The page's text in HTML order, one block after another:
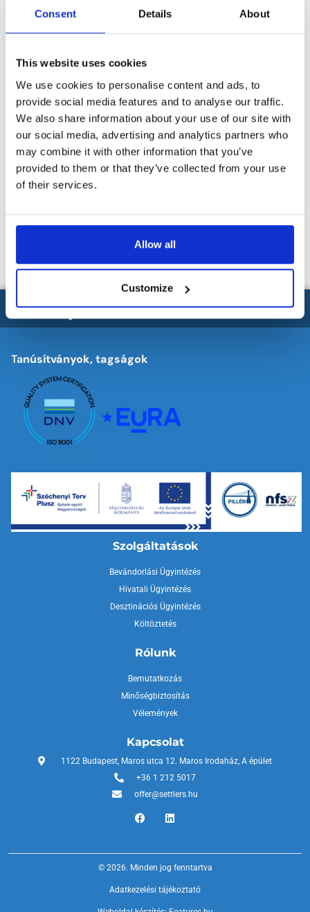
Consent Details About
This website uses cookies
We use cookies to personalise content and ads, to
provide social media features and to analyse our traffic.
We also share information about your use of our site with
our social media, advertising and analytics partners who
may combine it with other information that you’ve
provided to them or that they’ve collected from your use
of their services.
Allow all
Customize
A korábbi állásfoglalás szerint azoknak a munkavállalóknak, akik már
Az OIF indoklása alapján az EU Kék Kártyára vonatkozó uniós
egyszerűsítik a munkahelyváltást – kidolgozása még folyamatban van.
Amíg az új rendelkezések nem kerülnek kihirdetésre, a fent ismertetett
Állásfoglalásában az OIF nem tudott tájékoztatást adni arról, mikorra
várható az EU irányelv szabályaival harmonizáló magyar jogszabályok
kihirdetése.
Határozott elképzelése van? Ossza meg velünk és
részletes ajánlatot készítünk.
Tanúsítványok, tagságok
Szolgáltatások
Bevándorlási Ügyintézés
Hivatali Ügyintézés
Desztinációs Ügyintézés
Költöztetés
Rólunk
Bemutatkozás
Minőségbiztosítás
Vélemények
Kapcsolat
1122 Budapest, Maros utca 12. Maros Irodaház, A épület
+36 1 212 5017
offer@settlers.hu
© 2026. Minden jog fenntartva
Adatkezelési tájékoztató